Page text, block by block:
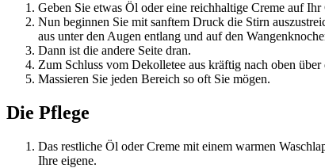
Geben Sie etwas Öl oder eine reichhaltige Creme auf
Nun beginnen Sie mit sanftem Druck die Stirn
aus unter den Augen entlang und auf den
Dann ist die andere Seite dran.
Zum Schluss vom Dekolletee aus kräftig nach oben über
Massieren Sie jeden Bereich so oft Sie mögen.
Die Pflege
Das restliche Öl oder Creme mit einem warmen
Ihre eigene.